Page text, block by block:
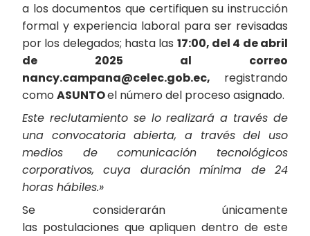
a los documentos que certifiquen su instrucción
formal y experiencia laboral para ser revisadas
por los delegados; hasta las 17:00, del 4 de abril
de 2025 al correo
nancy.campana@celec.gob.ec, registrando
como ASUNTOel número del proceso asignado.
Este reclutamiento se lo realizará a través de
una convocatoria abierta, a través del uso
medios de comunicación tecnológicos
corporativos, cuya duración mínima de 24
horas hábiles.»
Se considerarán únicamente
las postulaciones que apliquen dentro de este